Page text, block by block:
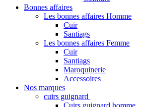
Bonnes affaires
Les bonnes affaires Homme
Cuir
Santiags
Les bonnes affaires Femme
Cuir
Santiags
Maroquinerie
Accessoires
Nos marques
cuirs guignard
Cuirs guignard homme